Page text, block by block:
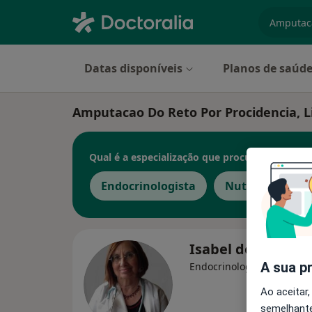
Datas disponíveis Planos de saúde
Amputacao Do Reto Por Procidencia,
Qual é a especialização que procura?
Endocrinologista Nutricionista
Isabel do Carmo
Endocrinologista,A sua
Ao